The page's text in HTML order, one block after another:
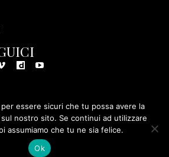
in Rete Srl - Tutti i diritti riservati - P.
IVA 08570971005
essere sicuri che tu possa avere la
nostro sito. Se continui ad utilizzare
assumiamo che tu ne sia felice.
Ok